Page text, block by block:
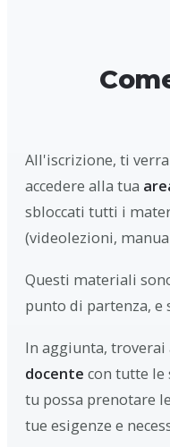
All'iscrizione, ti
accedere alla tua
sbloccati tutti i
(videolezioni,
Questi materiali
punto di partenza, e
In aggiunta, troverai
docente con tutte le
tu possa prenotare
tue esigenze e